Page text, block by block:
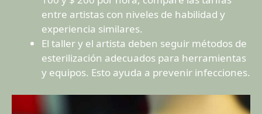
entre artistas con niveles de habilidad y
experiencia similares.
El taller y el artista deben seguir métodos de
esterilización adecuados para herramientas
y equipos. Esto ayuda a prevenir infecciones.